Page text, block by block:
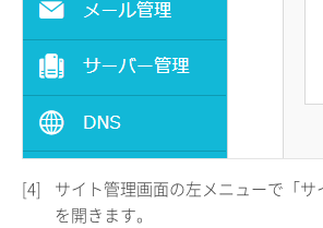
[4]
サイト管理画面の左メニューで「サ
を開きます。